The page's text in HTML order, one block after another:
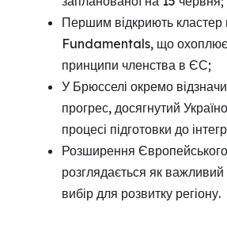
Першим відкриють кластер
Fundamentals, що охоплює
принципи членства в ЄС;
У Брюсселі окремо
прогрес, досягнутий
процесі підготовки до
Розширення
розглядається як важливий
вибір для розвитку регіону.